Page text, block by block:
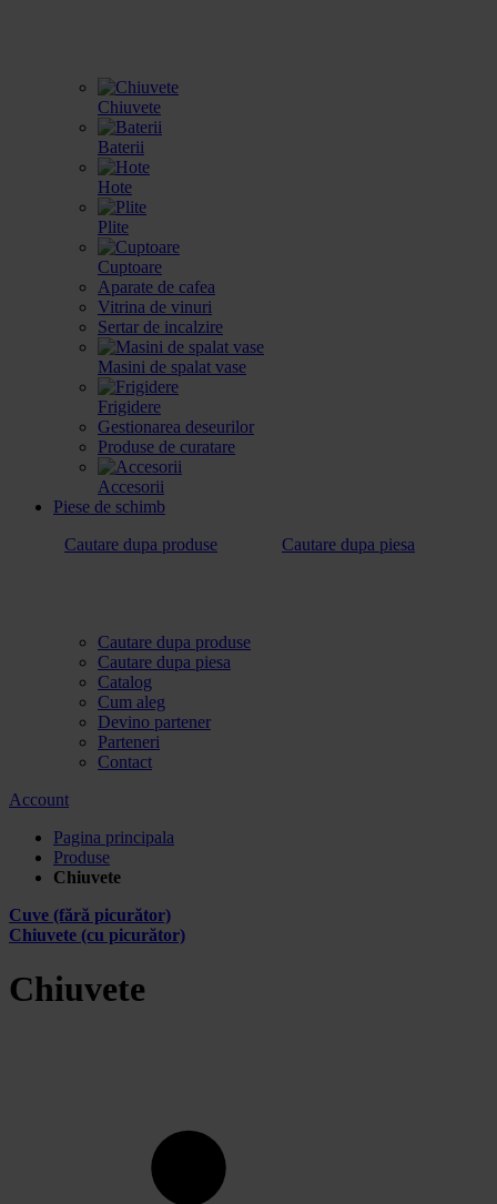
Chiuvete
Baterii
Hote
Plite
Cuptoare
Aparate de cafea
Vitrina de vinuri
Sertar de incalzire
Masini de spalat vase
Frigidere
Gestionarea deseurilor
Produse de curatare
Accesorii
Piese de schimb
Cautare dupa produse
Cautare dupa piesa
Cautare dupa produse
Cautare dupa piesa
Catalog
Cum aleg
Devino partener
Parteneri
Contact
Account
Pagina principala
Produse
Chiuvete
Cuve (fără picurător)
Chiuvete (cu picurător)
Chiuvete